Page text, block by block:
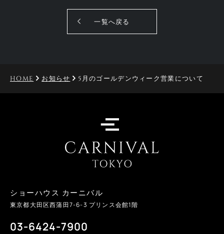
一覧へ戻る
HOME お知らせ 5月のゴールデンウィーク営業について
ショーハウス カーニバル
東京都大田区西蒲田7-6-3 プリンス会館1階
03-6424-7900